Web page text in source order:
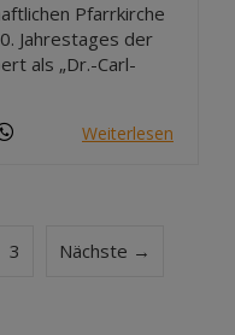
Pfarrkirche
Jahrestages der
als „Dr.-Carl-
Weiterlesen
3 Nächste →